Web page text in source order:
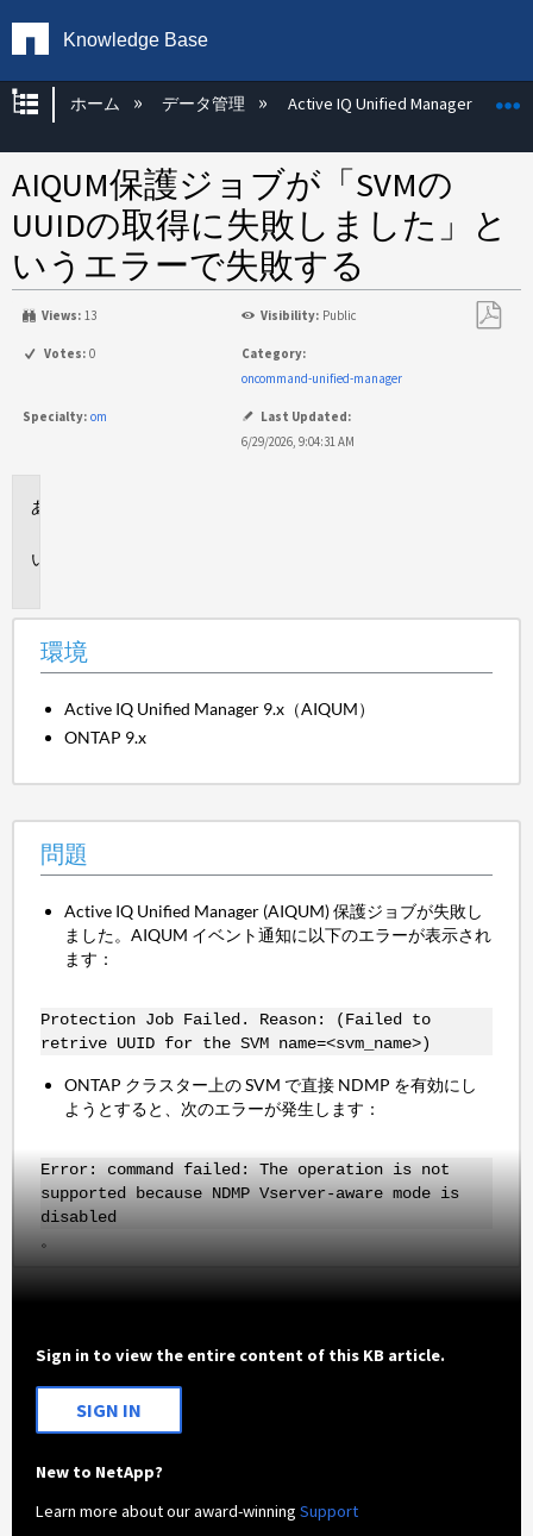
Knowledge Base
グローバル階層を展開/折りたたむ
ホーム データ管理 Active IQ Unified Manager
AIQUM保護ジョブが「SVMの
UUIDの取得に失敗しました」と
いうエラーで失敗する
Views: 13 Visibility: Public
Votes: 0
Category:
oncommand-unified-manager
Specialty: om
Last Updated:
6/29/2026, 9:04:31 AM
環境
Active IQ Unified Manager 9.x（AIQUM）
ONTAP 9.x
問題
Active IQ Unified Manager (AIQUM) 保護ジョブが失敗し
ました。AIQUM イベント通知に以下のエラーが表示され
ます：
Protection Job Failed. Reason: (Failed to
retrive UUID for the SVM name=<svm_name>)
ONTAP クラスター上の SVM で直接 NDMP を有効にし
ようとすると、次のエラーが発生します：
Error: command failed: The operation is not
supported because NDMP Vserver-aware mode is
disabled
。
Sign in to view the entire content of this KB article.
SIGN IN
New to NetApp?
Learn more about our award-winningSupport